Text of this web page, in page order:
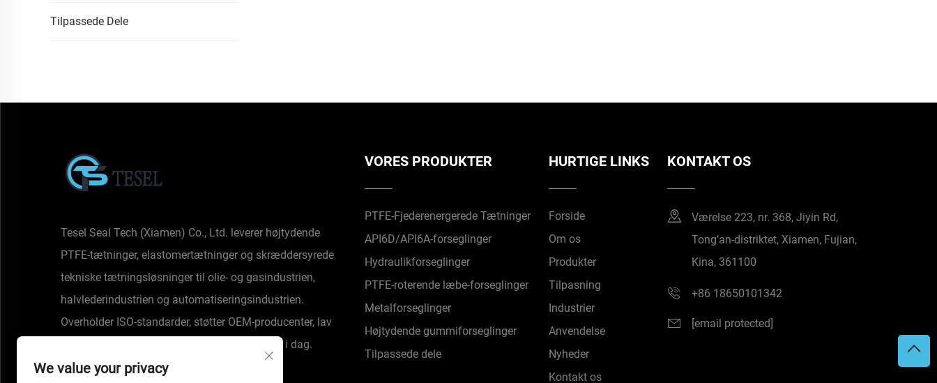
Tilpassede Dele
Tesel Seal Tech (Xiamen) Co., Ltd. leverer højtydende
PTFE-tætninger, elastomertætninger og skræddersyrede
tekniske tætningsløsninger til olie- og gasindustrien,
halvlederindustrien og automatiseringsindustrien.
Overholder ISO-standarder, støtter OEM-producenter, lav
friktion, kemisk resistent. Anmod om et tilbud i dag.
VORES PRODUKTER
PTFE-Fjederenergerede Tætninger
API6D/API6A-forseglinger
Hydraulikforseglinger
PTFE-roterende læbe-forseglinger
Metalforseglinger
Højtydende gummiforseglinger
Tilpassede dele
HURTIGE LINKS
Forside
Om os
Produkter
Tilpasning
Industrier
Anvendelse
Nyheder
Kontakt os
KONTAKT OS
Værelse 223, nr. 368, Jiyin Rd,
Tong’an-distriktet, Xiamen, Fujian,
Kina, 361100
+86 18650101342
[email protected]
We value your privacy